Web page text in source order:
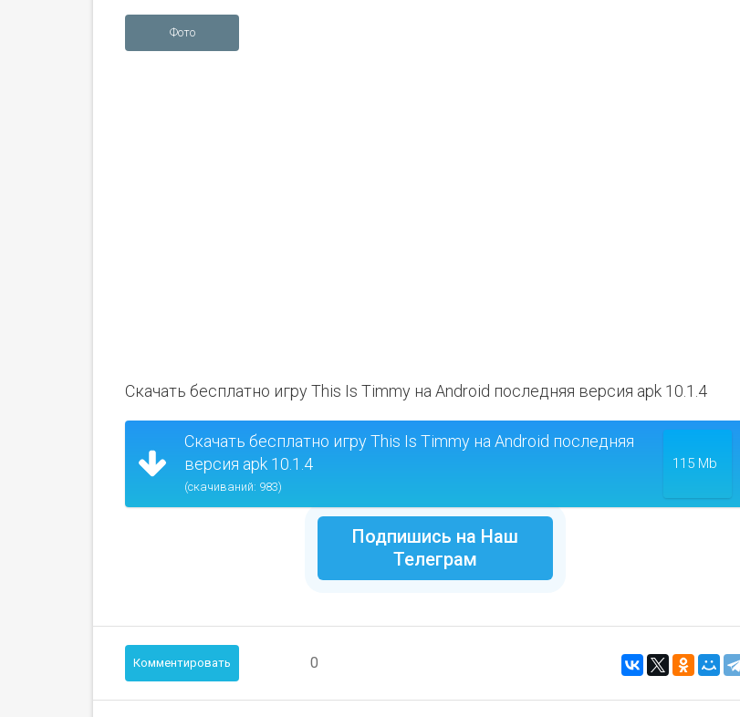
Фото
Скачать бесплатно игру This Is Timmy на Android последняя версия apk 10.1.4
Скачать бесплатно игру This Is Timmy на Android последняя
версия apk 10.1.4
(скачиваний: 983)
115 Mb
Подпишись на Наш
Телеграм
Комментировать 0